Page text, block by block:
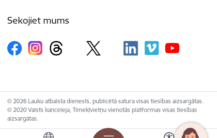
Sekojiet mums
© 2026 Lauku atbalsta dienests, publicētā satura visas tiesības aizsargātas.
© 2020 Valsts kanceleja, Tīmekļvietņu vienotās platformas visas tiesības
aizsargātas.